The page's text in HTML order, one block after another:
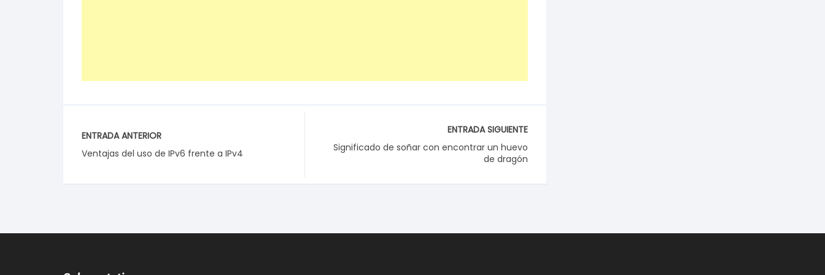
ENTRADA ANTERIOR
Ventajas del uso de IPv6 frente a IPv4
ENTRADA SIGUIENTE
Significado de soñar con encontrar un huevo
de dragón